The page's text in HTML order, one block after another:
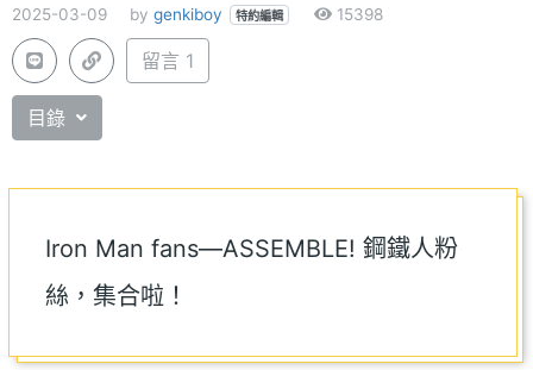
2025-03-09 by genkiboy 特約編輯 15398
留言 1
目錄
Iron Man fans—ASSEMBLE! 鋼鐵人粉
絲，集合啦！